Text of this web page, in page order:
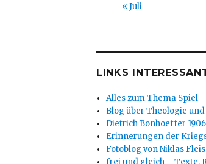
« Juli
LINKS
Alles zum Thema Spiel
Blog über Theologie
Dietrich Bonhoeffer 1906
Erinnerungen der
Fotoblog von Niklas
frei und gleich – Texte,